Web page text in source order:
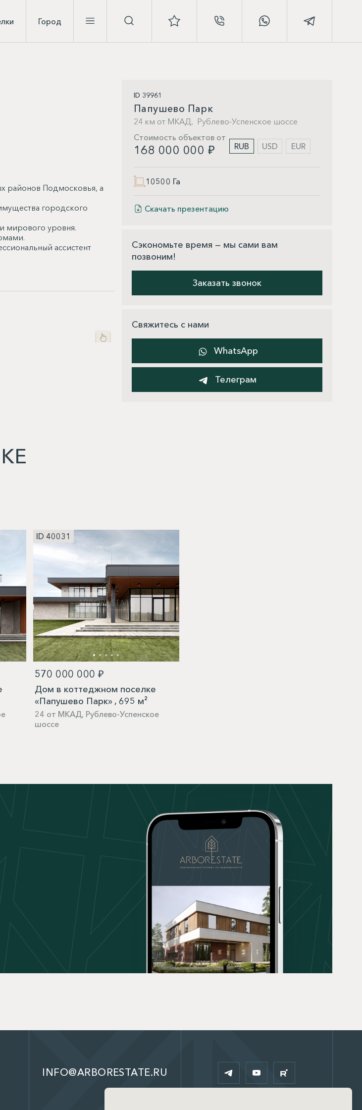
Город
ID 39961
Папушево Парк
24 км от МКАД, Рублево-Успенское шоссе
Стоимость объектов от
168 000 000 ₽ RUB USD EUR
10500 Га
Скачать презентацию
Сэкономьте время — мы сами вам
позвоним!
Заказать звонок
Свяжитесь с нами
WhatsApp
Телеграм
районов Подмосковья, а
городского
мирового уровня.
ассистент
ID 40031
570 000 000 ₽
Дом в коттеджном поселке
«Папушево Парк» , 695 м²
24 от МКАД, Рублево-Успенское
шоссе
INFO@ARBORESTATE.RU